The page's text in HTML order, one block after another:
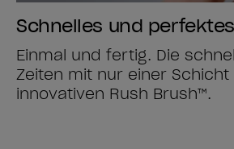
Schnelles und
Einmal und fertig. Die
Zeiten mit nur einer
innovativen Rush Brush™.